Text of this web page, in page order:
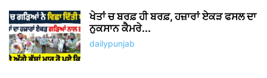
ਖੇਤਾਂ ਚ ਬਰਫ਼ ਹੀ ਬਰਫ਼, ਹਜ਼ਾਰਾਂ ਏਕੜ ਫਸਲ ਦਾ
ਨੁਕਸਾਨ ਕੈਮਰੇ...
dailypunjab